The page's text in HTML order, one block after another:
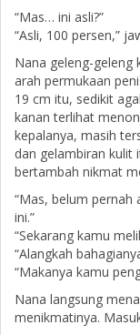
“Mas… ini asli?”
“Asli, 100 persen,”
Nana geleng-geleng
arah permukaan
19 cm itu, sedikit
kanan terlihat
kepalanya, masih
dan gelambiran kulit
bertambah nikmat
“Mas, belum pernah
ini.”
“Sekarang kamu
“Alangkah
“Makanya kamu
Nana langsung
menikmatinya.